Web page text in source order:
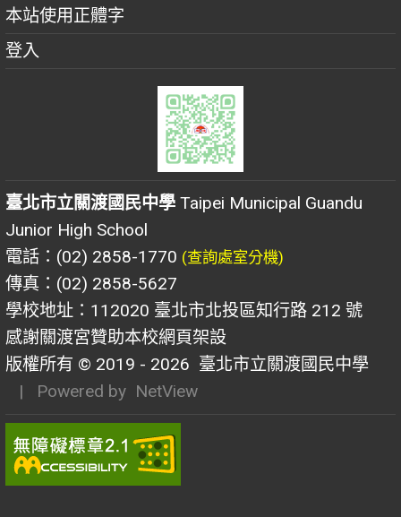
本站使用正體字
登入
臺北市立關渡國民中學 Taipei Municipal Guandu
Junior High School
電話：(02) 2858-1770 (查詢處室分機)
傳真：(02) 2858-5627
學校地址：112020 臺北市北投區知行路 212 號
感謝關渡宮贊助本校網頁架設
版權所有 © 2019 - 2026 臺北市立關渡國民中學
| Powered by NetView